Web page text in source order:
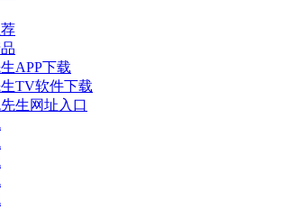
APP下载
TV软件下载
生网址入口